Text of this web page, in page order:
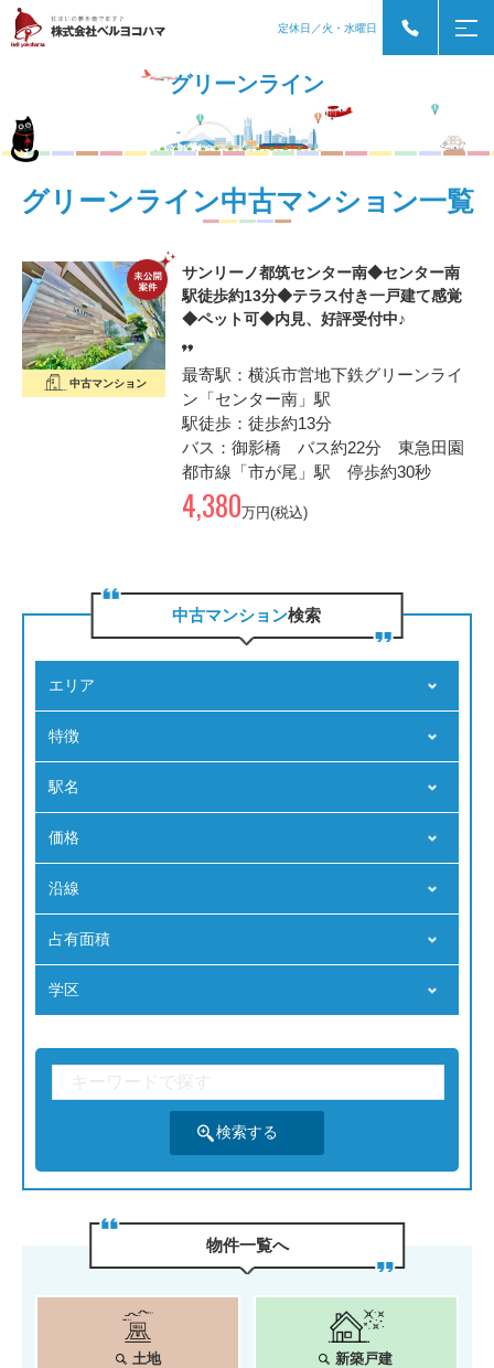
定休日／火・水曜日
グリーンライン
グリーンライン中古マンション一覧
中古マンション
サンリーノ都筑センター南◆センター南
駅徒歩約13分◆テラス付き一戸建て感覚
◆ペット可◆内見、好評受付中♪
最寄駅：横浜市営地下鉄グリーンライ
ン「センター南」駅
駅徒歩：徒歩約13分
バス：御影橋 バス約22分 東急田園
都市線「市が尾」駅 停歩約30秒
4,380万円(税込)
中古マンション検索
エリア
特徴
駅名
価格
沿線
占有⾯積
学区
物件⼀覧へ
土地 新築戸建